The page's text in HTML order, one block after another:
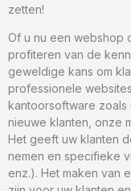
zetten!
Of u nu een webshop
profiteren van de
geweldige kans om
professionele
kantoorsoftware
nieuwe klanten, onze
Het geeft uw klanten
nemen en specifieke
enz.). Het maken van